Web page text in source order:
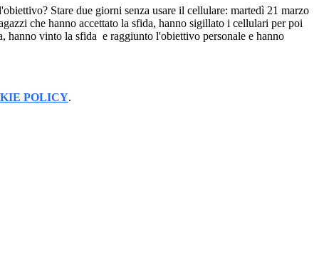
Stare due giorni senza usare il cellulare: martedì 21 marzo
che hanno accettato la sfida, hanno sigillato i cellulari per poi
vinto la sfida e raggiunto l'obiettivo personale e hanno
POLICY.